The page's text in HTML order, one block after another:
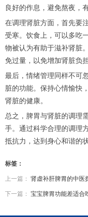
良好的作息，避免熬夜，
在调理肾脏方面，首先要
受寒。饮食上，可以多吃
物被认为有助于滋补肾脏
免过量，以免增加肾脏负担
最后，情绪管理同样不可
脏的功能。保持心情愉快
肾脏的健康。
总之，脾胃与肾脏的调理
手。通过科学合理的调理
抵抗力，达到身心和谐的状
标签：
上一篇： 肾虚补肝脾胃的中医
下一篇： 宝宝脾胃功能差适合